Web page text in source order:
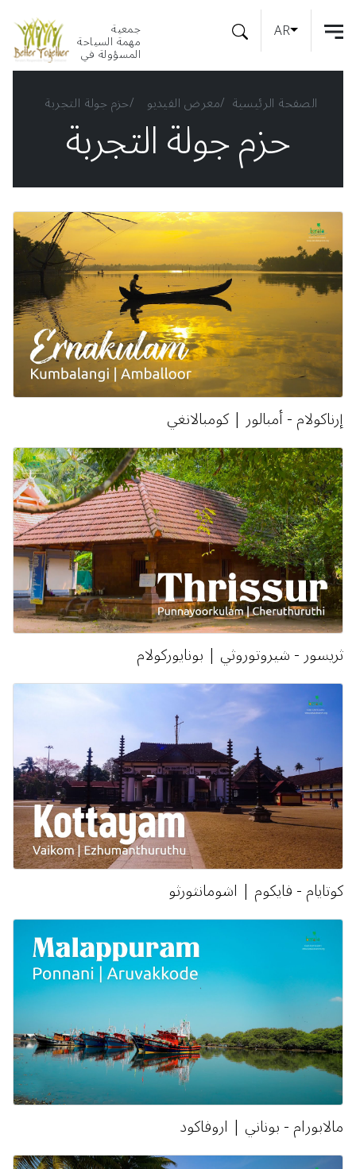
جمعية
مهمة السياحة
المسؤولة في
AR
الصفحة الرئيسية معرض الفيديو حزم جولة التجربة
حزم جولة التجربة
إرناكولام - أمبالور | كومبالانغي
ثريسور - شيروتوروثي | بونايوركولام
كوتايام - فايكوم | اشومانثورثو
مالابورام - بوناني | اروفاكود